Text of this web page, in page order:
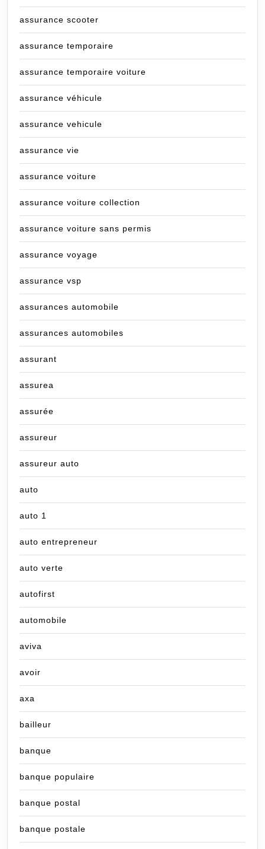
assurance scooter
assurance temporaire
assurance temporaire voiture
assurance véhicule
assurance vehicule
assurance vie
assurance voiture
assurance voiture collection
assurance voiture sans permis
assurance voyage
assurance vsp
assurances automobile
assurances automobiles
assurant
assurea
assurée
assureur
assureur auto
auto
auto 1
auto entrepreneur
auto verte
autofirst
automobile
aviva
avoir
axa
bailleur
banque
banque populaire
banque postal
banque postale